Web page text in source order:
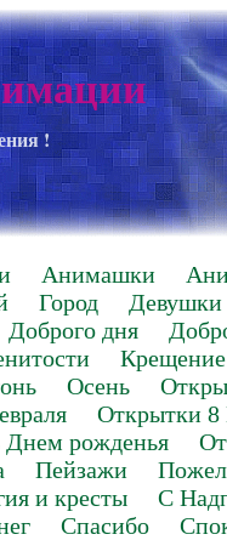
!
Анимашки
Город
Девушки
Доброго дня
Крещение
Осень
Открытки 8
рожденья
Пейзажи
и кресты
С
Спасибо